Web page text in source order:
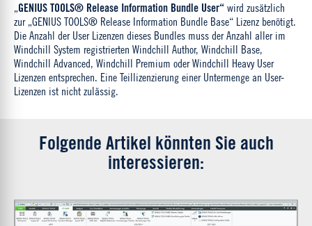
„GENIUS TOOLS® Release Information Bundle User“ wird zusätzlich
zur „GENIUS TOOLS® Release Information Bundle Base“ Lizenz benötigt.
Die Anzahl der User Lizenzen dieses Bundles muss der Anzahl aller im
Windchill System registrierten Windchill Author, Windchill Base,
Windchill Advanced, Windchill Premium oder Windchill Heavy User
Lizenzen entsprechen. Eine Teillizenzierung einer Untermenge an User-
Lizenzen ist nicht zulässig.
Folgende Artikel könnten Sie auch
interessieren: